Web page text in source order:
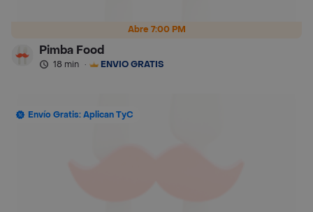
Abre 7:00 PM
Pimba Food
18 min · ENVÍO GRATIS
Envío Gratis: Aplican TyC